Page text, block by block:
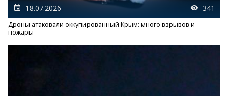
18.07.2026 341
Дроны атаковали оккупированный Крым: много взрывов и
пожары